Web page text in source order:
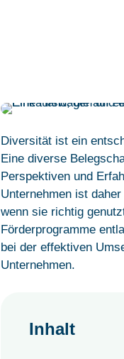
Diversität ist ein
Eine diverse
Perspektiven und
Unternehmen ist
wenn sie richtig
Förderprogramme
bei der effektiven
Unternehmen.
Inhalt